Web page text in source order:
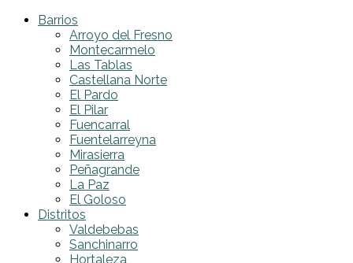
Barrios
Arroyo del Fresno
Montecarmelo
Las Tablas
Castellana Norte
El Pardo
El Pilar
Fuencarral
Fuentelarreyna
Mirasierra
Peñagrande
La Paz
El Goloso
Distritos
Valdebebas
Sanchinarro
Hortaleza